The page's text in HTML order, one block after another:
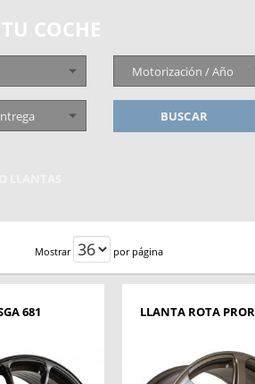
COCHE
Motorización / Año
BUSCAR
Mostrar por página
681 LLANTA ROTA PROR